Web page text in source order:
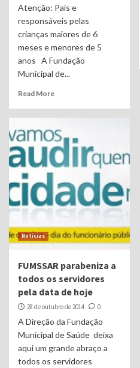
Atenção: Pais e
responsáveis pelas
crianças maiores de 6
meses e menores de 5
anos A Fundação
Municipal de...
Read More
Notícias
FUMSSAR parabeniza a
todos os servidores
pela data de hoje
28 de outubro de 2014 0
A Direção da Fundação
Municipal de Saúde deixa
aqui um grande abraço a
todos os servidores